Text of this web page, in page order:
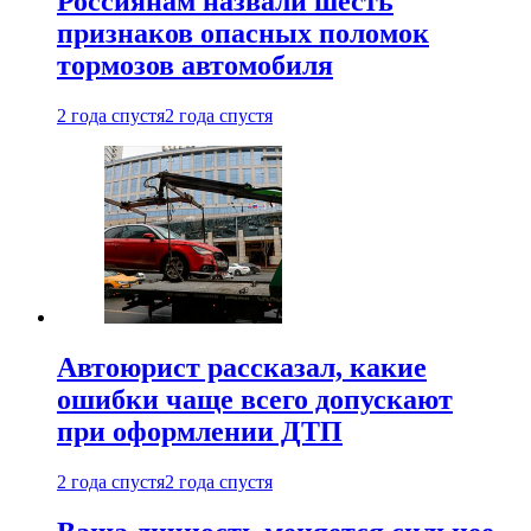
признаков опасных поломок
тормозов автомобиля
2 года спустя2 года спустя
Автоюрист рассказал, какие
ошибки чаще всего допускают
при оформлении ДТП
2 года спустя2 года спустя